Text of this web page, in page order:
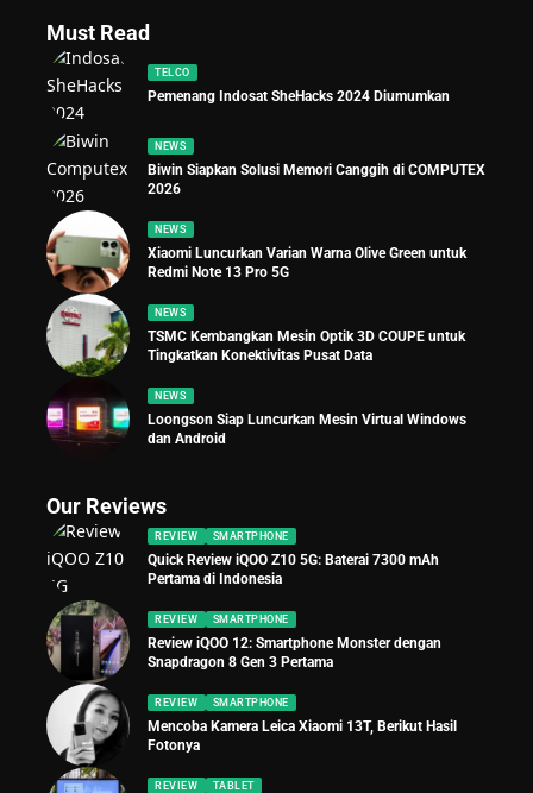
Must Read
TELCO
Pemenang Indosat SheHacks 2024 Diumumkan
NEWS
Biwin Siapkan Solusi Memori Canggih di COMPUTEX
2026
NEWS
Xiaomi Luncurkan Varian Warna Olive Green untuk
Redmi Note 13 Pro 5G
NEWS
TSMC Kembangkan Mesin Optik 3D COUPE untuk
Tingkatkan Konektivitas Pusat Data
NEWS
Loongson Siap Luncurkan Mesin Virtual Windows
dan Android
Our Reviews
REVIEW SMARTPHONE
Quick Review iQOO Z10 5G: Baterai 7300 mAh
Pertama di Indonesia
REVIEW SMARTPHONE
Review iQOO 12: Smartphone Monster dengan
Snapdragon 8 Gen 3 Pertama
REVIEW SMARTPHONE
Mencoba Kamera Leica Xiaomi 13T, Berikut Hasil
Fotonya
REVIEW TABLET